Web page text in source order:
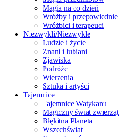
Magia na co dzień
Wróżby i przepowiednie
Wróżbici i terapeuci
Niezwykli/Niezwykłe
Ludzie i życie
Znani i lubiani
Zjawiska
Podróże
Wierzenia
Sztuka i artyści
Tajemnice
Tajemnice Watykanu
Magiczny świat zwierząt
Błękitna Planeta
Wszechświat